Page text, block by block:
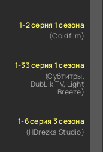
1-2 серия 1 сезона
(Coldfilm)
1-33 серия 1 сезона
(Субтитры,
DubLik.TV, Light
Breeze)
1-6 серия 3 сезона
(HDrezka Studio)